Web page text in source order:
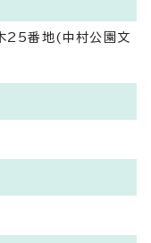
番地(中村公園文